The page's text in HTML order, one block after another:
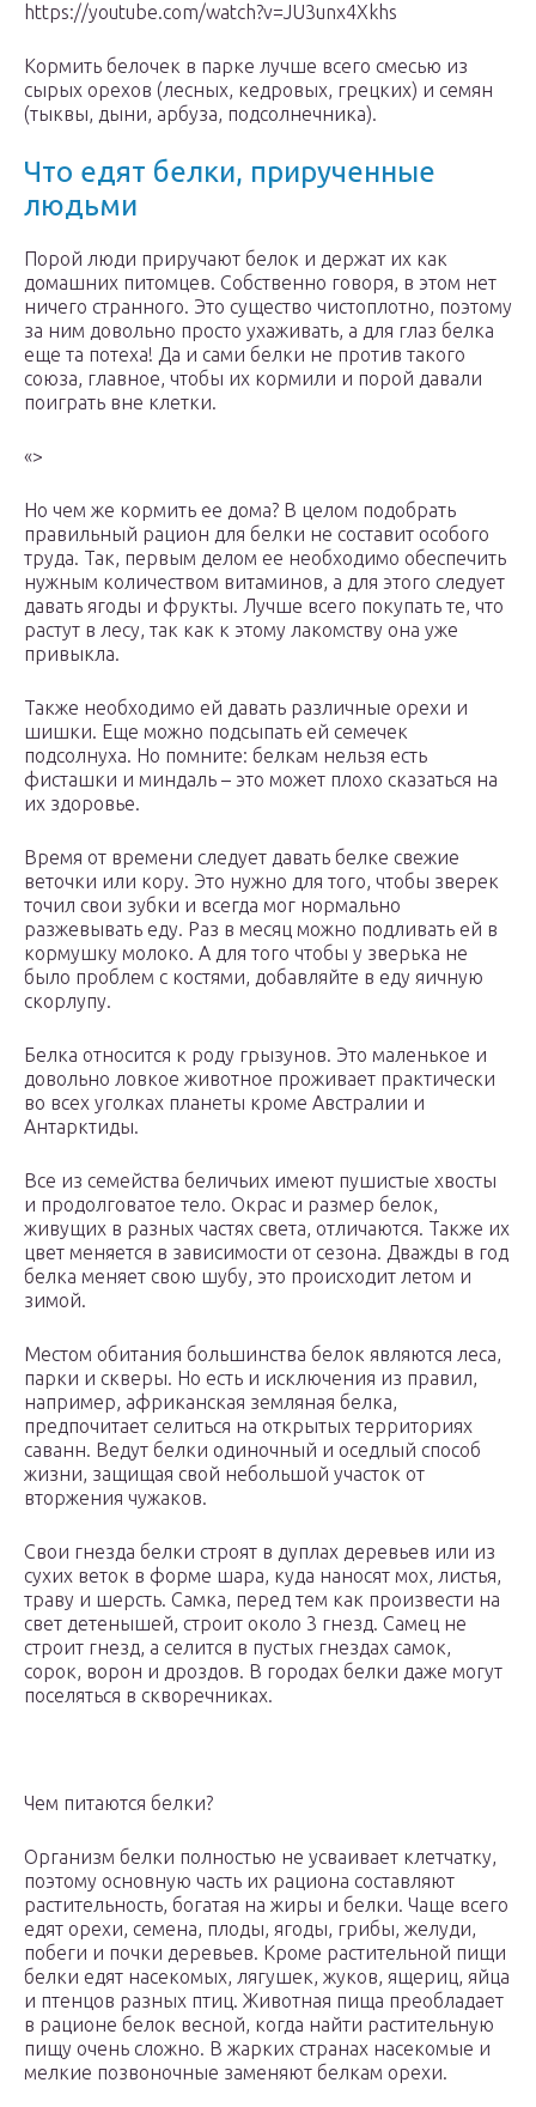
https://youtube.com/watch?v=JU3unx4Xkhs
Кормить белочек в парке лучше всего смесью из
сырых орехов (лесных, кедровых, грецких) и семян
(тыквы, дыни, арбуза, подсолнечника).
Что едят белки, прирученные
людьми
Порой люди приручают белок и держат их как
домашних питомцев. Собственно говоря, в этом нет
ничего странного. Это существо чистоплотно, поэтому
за ним довольно просто ухаживать, а для глаз белка
еще та потеха! Да и сами белки не против такого
союза, главное, чтобы их кормили и порой давали
поиграть вне клетки.
«>
Но чем же кормить ее дома? В целом подобрать
правильный рацион для белки не составит особого
труда. Так, первым делом ее необходимо обеспечить
нужным количеством витаминов, а для этого следует
давать ягоды и фрукты. Лучше всего покупать те, что
растут в лесу, так как к этому лакомству она уже
привыкла.
Также необходимо ей давать различные орехи и
шишки. Еще можно подсыпать ей семечек
подсолнуха. Но помните: белкам нельзя есть
фисташки и миндаль – это может плохо сказаться на
их здоровье.
Время от времени следует давать белке свежие
веточки или кору. Это нужно для того, чтобы зверек
точил свои зубки и всегда мог нормально
разжевывать еду. Раз в месяц можно подливать ей в
кормушку молоко. А для того чтобы у зверька не
было проблем с костями, добавляйте в еду яичную
скорлупу.
Белка относится к роду грызунов. Это маленькое и
довольно ловкое животное проживает практически
во всех уголках планеты кроме Австралии и
Антарктиды.
Все из семейства беличьих имеют пушистые хвосты
и продолговатое тело. Окрас и размер белок,
живущих в разных частях света, отличаются. Также их
цвет меняется в зависимости от сезона. Дважды в год
белка меняет свою шубу, это происходит летом и
зимой.
Местом обитания большинства белок являются леса,
парки и скверы. Но есть и исключения из правил,
например, африканская земляная белка,
предпочитает селиться на открытых территориях
саванн. Ведут белки одиночный и оседлый способ
жизни, защищая свой небольшой участок от
вторжения чужаков.
Свои гнезда белки строят в дуплах деревьев или из
сухих веток в форме шара, куда наносят мох, листья,
траву и шерсть. Самка, перед тем как произвести на
свет детенышей, строит около 3 гнезд. Самец не
строит гнезд, а селится в пустых гнездах самок,
сорок, ворон и дроздов. В городах белки даже могут
поселяться в скворечниках.
Чем питаются белки?
Организм белки полностью не усваивает клетчатку,
поэтому основную часть их рациона составляют
растительность, богатая на жиры и белки. Чаще всего
едят орехи, семена, плоды, ягоды, грибы, желуди,
побеги и почки деревьев. Кроме растительной пищи
белки едят насекомых, лягушек, жуков, ящериц, яйца
и птенцов разных птиц. Животная пища преобладает
в рационе белок весной, когда найти растительную
пищу очень сложно. В жарких странах насекомые и
мелкие позвоночные заменяют белкам орехи.